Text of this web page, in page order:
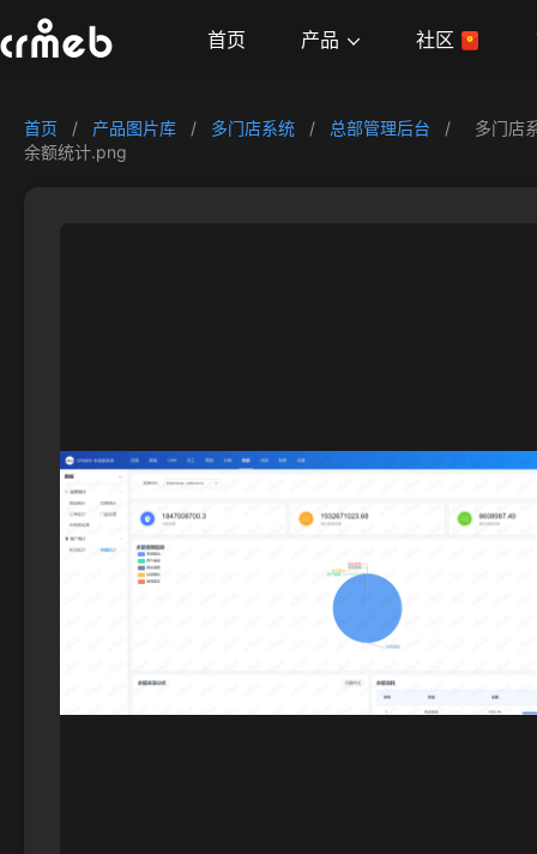
首页 产品 社区
首页 / 产品图片库 / 多门店系统 / 总部管理后台 /
多门店
余额统计.png